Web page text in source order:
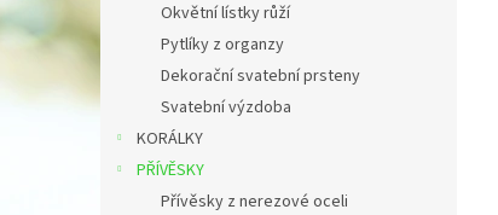
p
a
n
Okvětní lístky růží
Pytlíky z organzy
Dekorační svatební prsteny
Svatební výzdoba
KORÁLKY
PŘÍVĚSKY
Přívěsky z nerezové oceli